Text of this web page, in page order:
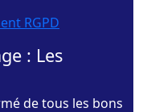
RGPD
: Les
de tous les bons